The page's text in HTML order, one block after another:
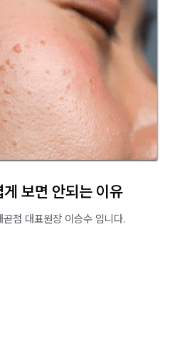
보면 안되는 이유
곧점 대표원장 이승수 입니다.